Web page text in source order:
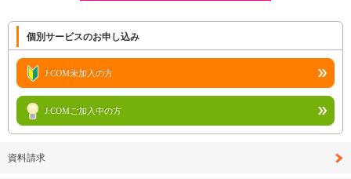
個別サービスのお申し込み
J:COM未加入の方
J:COMご加入中の方
資料請求